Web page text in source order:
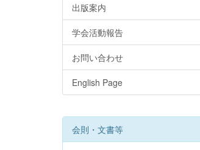
出版案内
学会活動報告
お問い合わせ
English Page
会則・文書等